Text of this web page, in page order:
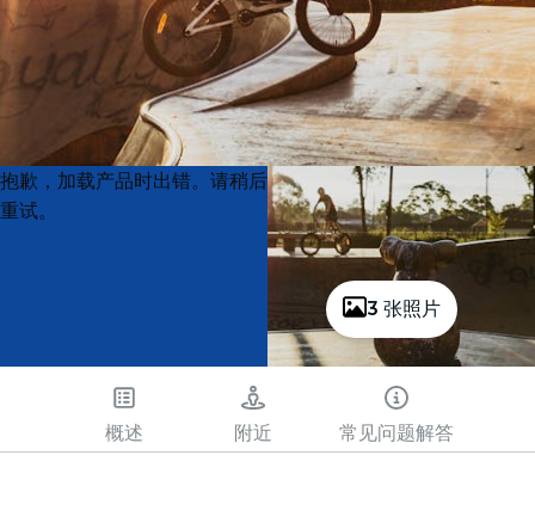
3 张照片
Product
List
Product
List
抱歉，加载产品时出错。请稍后
重试。
概述 附近 常见问题解答